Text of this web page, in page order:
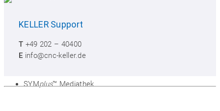
SYMplus™ Mediathek
KELLER Support
T +49 202 – 40400
E info@cnc-keller.de